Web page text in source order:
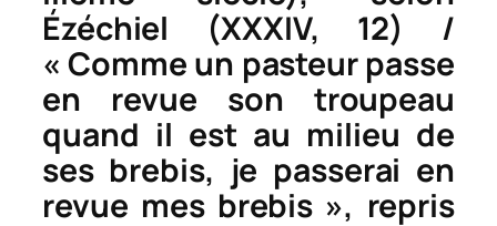
Ézéchiel (XXXIV, 12) /
« Comme un pasteur passe
en revue son troupeau
quand il est au milieu de
ses brebis, je passerai en
revue mes brebis », repris